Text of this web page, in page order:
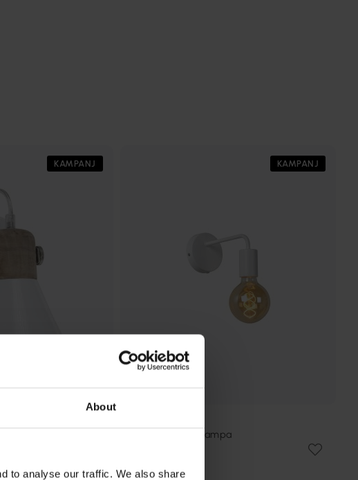
About
to analyse our traffic. We also share
KAMPANJ KAMPANJ
Scott 20cm vägglampa